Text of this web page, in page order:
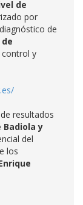
de
por
de
control y
resultados
Badiola y
del
los